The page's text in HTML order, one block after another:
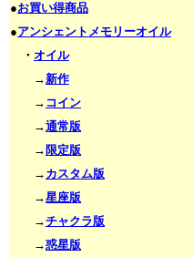
●お買い得商品
●アンシェントメモリーオイル
・ オイル
→新作
→ コイン
→通常版
→ 限定版
→ カスタム版
→星座版
→チャクラ版
→惑星版